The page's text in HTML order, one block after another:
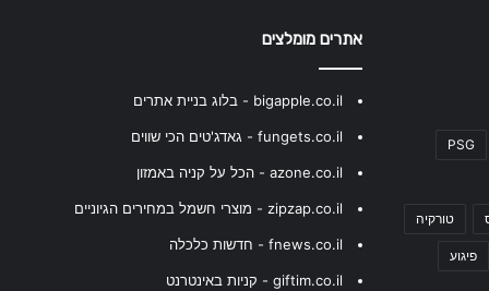
PSG
טורקיה
פיגוע
אתרים מומלצים
bigapple.co.il - בלוג בניית אתרים
fungets.co.il - גאדג'טים הכי שווים
azone.co.il - הכל על קניה באמזון
zipzap.co.il - מוצרי חשמל במחירים הגיוניים
fnews.co.il - חדשות כלכלה
giftim.co.il - קניות באינטרנט